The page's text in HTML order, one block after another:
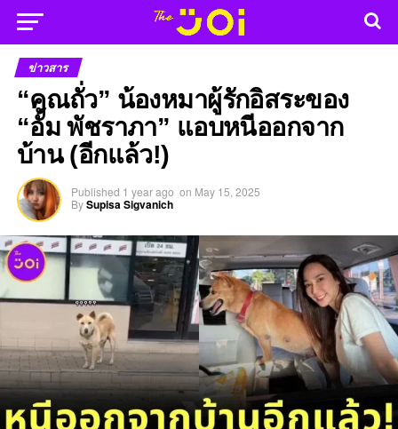
ข่าวสาร
“คุณถั่ว” น้องหมาผู้รักอิสระของ
“อั้ม พัชราภา” แอบหนีออกจาก
บ้าน (อีกแล้ว!)
Published 1 year ago on May 15, 2025
BySupisa Sigvanich